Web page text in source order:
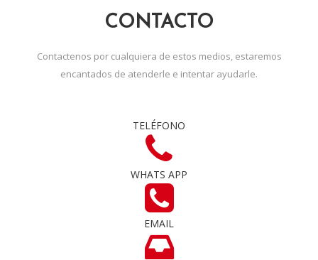
CONTACTO
Contactenos por cualquiera de estos medios, estaremos
encantados de atenderle e intentar ayudarle.
TELÉFONO
WHATS APP
EMAIL